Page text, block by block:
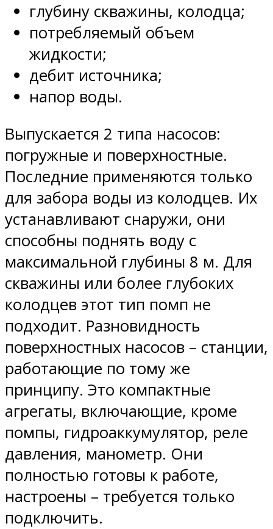
глубину скважины, колодца;
потребляемый объем
жидкости;
дебит источника;
напор воды.
Выпускается 2 типа насосов:
погружные и поверхностные.
Последние применяются только
для забора воды из колодцев. Их
устанавливают снаружи, они
способны поднять воду с
максимальной глубины 8 м. Для
скважины или более глубоких
колодцев этот тип помп не
подходит. Разновидность
поверхностных насосов – станции,
работающие по тому же
принципу. Это компактные
агрегаты, включающие, кроме
помпы, гидроаккумулятор, реле
давления, манометр. Они
полностью готовы к работе,
настроены – требуется только
подключить.